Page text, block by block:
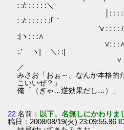
: :/: : : : : :＼
│: : : : : :＼ 'v
: :/: : : : : : :｢｀
'v : : : : /(こ^ヽv―
:|ヽ: : :∧
∨: : :∧:| ）
:.' ヽ| ＼: :|
∨ /_ ヽ^{
／
みさお「おぉ～、なんか本格的
こいいぜ？」
俺「（ぎゃ…逆効果だし…）」
22 名前： 以下、名無しにかわりま
稿日：2008/08/19(火) 23:09:55.86